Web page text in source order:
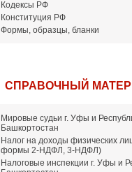
Кодексы РФ
Конституция РФ
Формы, образцы, бланки
СПРАВОЧНЫЙ
Мировые судьи г. Уфы и
Башкортостан
Налог на доходы физических
формы 2-НДФЛ, 3-НДФЛ)
Налоговые инспекции г. Уфы и